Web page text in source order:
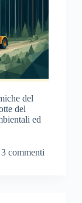
del
del
ed
3 commenti